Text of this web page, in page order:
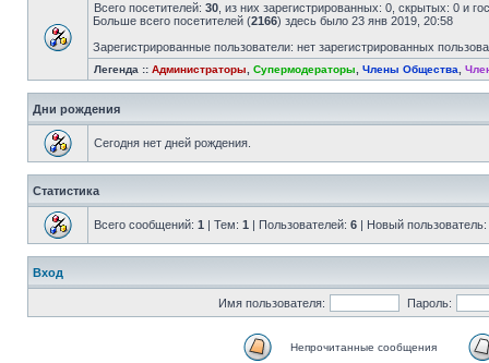
Всего посетителей: 30 , из них зарегистрированных: 0, скрытых: 0 и
Больше всего посетителей (2166) здесь было 23 янв 2019, 20:58
Зарегистрированные пользователи: нет зарегистрированных
Легенда :: Администраторы Супермодераторы Члены Общества
Дни рождения
Сегодня нет дней рождения.
Статистика
Всего сообщений: 1 | Тем: 1 | Пользователей: 6 | Новый пользователь:
Вход
Имя пользователя: Пароль:
Непрочитанные сообщения